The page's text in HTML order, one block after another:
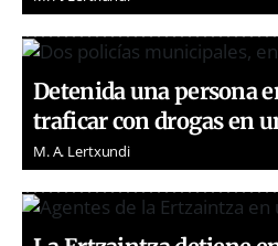
Detenida una persona
traficar con drogas en
M. A. Lertxundi